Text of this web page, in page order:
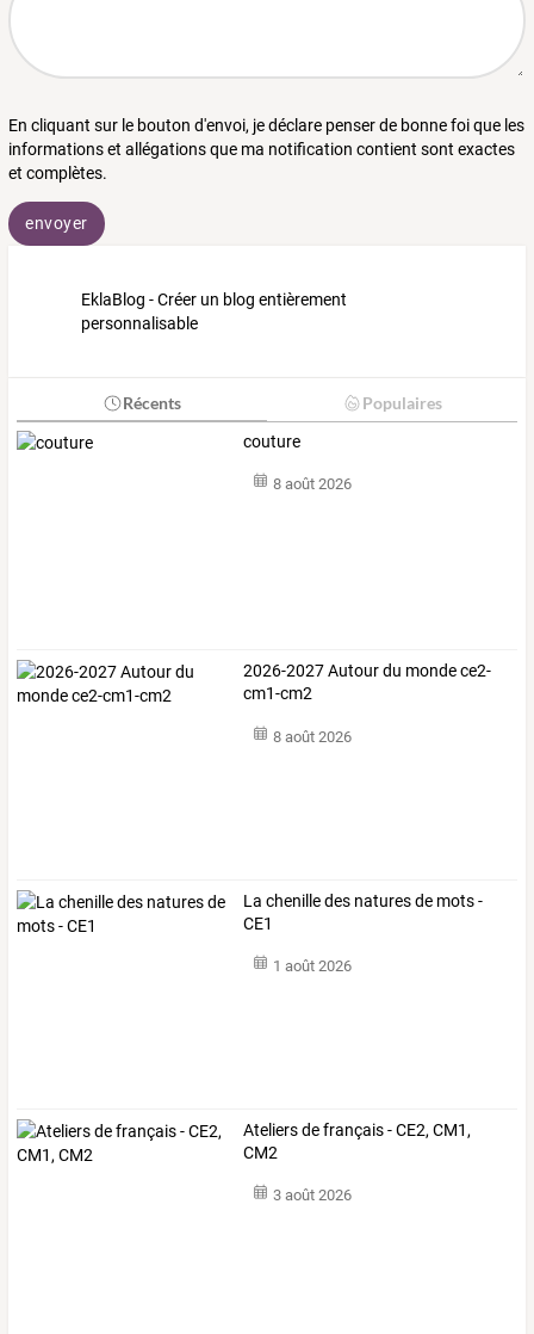
En cliquant sur le bouton d'envoi, je déclare penser de bonne foi que les
informations et allégations que ma notification contient sont exactes
et complètes.
envoyer
EklaBlog - Créer un blog entièrement
personnalisable
Récents Populaires
couture
8 août 2026
2026-2027 Autour du monde ce2-
cm1-cm2
8 août 2026
La chenille des natures de mots -
CE1
1 août 2026
Ateliers de français - CE2, CM1,
CM2
3 août 2026